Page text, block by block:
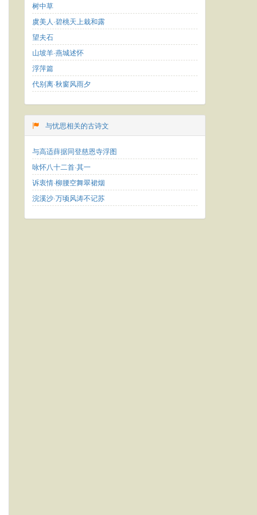
树中草
虞美人·碧桃天上栽和露
望夫石
山坡羊·燕城述怀
浮萍篇
代别离·秋窗风雨夕
与忧思相关的古诗文
与高适薛据同登慈恩寺浮图
咏怀八十二首·其一
诉衷情·柳腰空舞翠裙烟
浣溪沙·万顷风涛不记苏